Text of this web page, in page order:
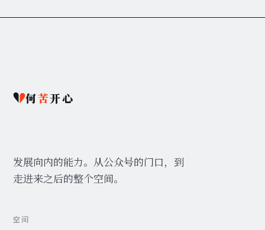
何苦开心
发展向内的能力。从公众号的门口，到
走进来之后的整个空间。
空间